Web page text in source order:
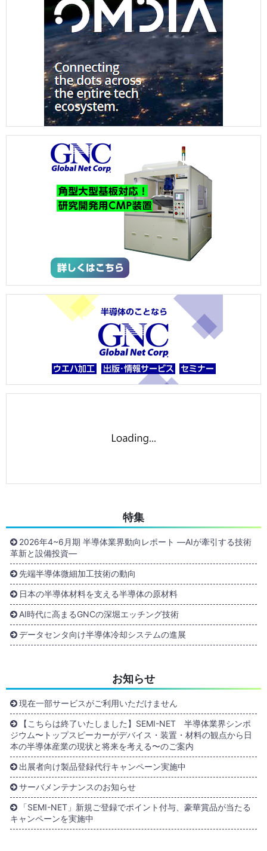
特集
2026年4~6月期 半導体業界動向レポート ―AIが牽引する技術
革新と設備投資―
先端半導体微細加工技術の動向
日本の半導体材料を支える半導体の原材料
AI時代に高まるGNCの深堀エッチング技術
データセンタ向け半導体冷却システムの進展
お知らせ
現在一部サービスがご利用いただけません
【こちらは終了いたしました】SEMI-NET 半導体業界シンポ
ジウム〜トップスピーカーがデバイス・装置・材料の観点から日
本の半導体産業の現状と将来を考える〜のご案内
出展者向け製品登録代行キャンペーン実施中
サーバメンテナンスのお知らせ
「SEMI-NET」新規ご登録でポイント付与、豪華賞品が当たる
キャンペーンを実施中